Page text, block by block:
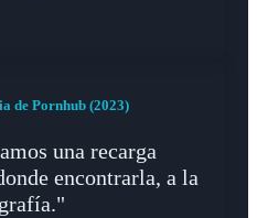
de Pornhub (2023)
una recarga
encontrarla, a la